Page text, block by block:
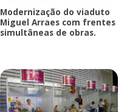
Modernização do viaduto
Miguel Arraes com frentes
simultâneas de obras.